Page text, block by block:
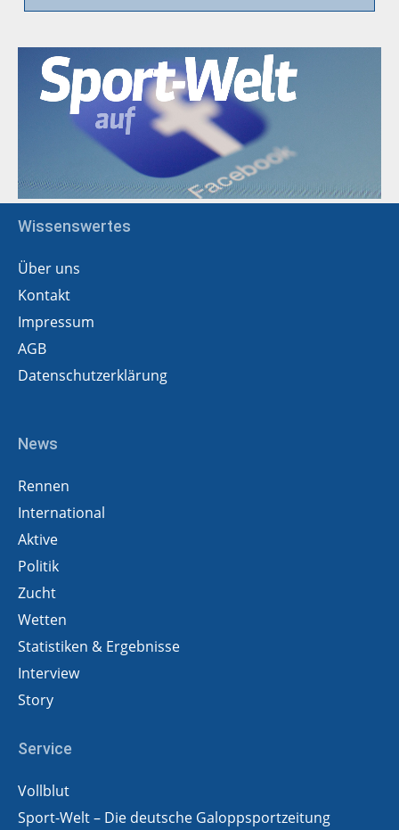
Wissenswertes
Über uns
Kontakt
Impressum
AGB
Datenschutzerklärung
News
Rennen
International
Aktive
Politik
Zucht
Wetten
Statistiken & Ergebnisse
Interview
Story
Service
Vollblut
Sport-Welt – Die deutsche Galoppsportzeitung